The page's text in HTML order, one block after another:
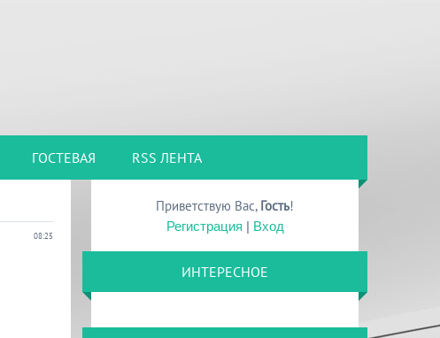
ГОСТЕВАЯ RSS ЛЕНТА
08:25
Приветствую Вас, Гость!
Регистрация | Вход
ИНТЕРЕСНОЕ